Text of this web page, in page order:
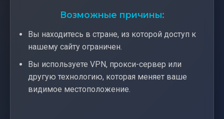
Возможные причины:
Вы находитесь в стране, из которой доступ к
нашему сайту ограничен.
Вы используете VPN, прокси-сервер или
другую технологию, которая меняет ваше
видимое местоположение.